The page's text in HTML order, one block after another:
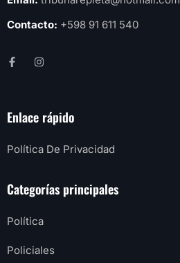
Contacto: +598 91 611 540
Enlace rápido
Política De Privacidad
Categorías principales
Política
Policiales